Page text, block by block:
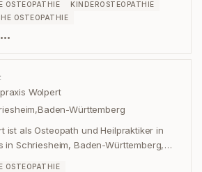
OSTEOPATHIE
KINDEROSTEOPATHIE
OSTEOPATHIE
Wolpert
,Baden-Württemberg
ist als Osteopath und Heilpraktiker in
in Schriesheim, Baden-Württemberg,
OSTEOPATHIE